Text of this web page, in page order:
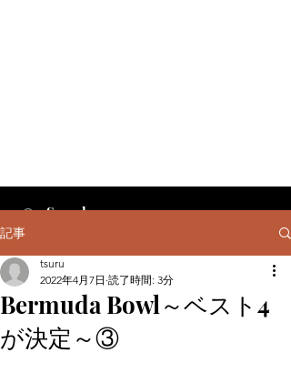
記事
Bermuda Bowl～ベスト4
が決定～③
tsuru
2022年4月7日 読了時間: 3分